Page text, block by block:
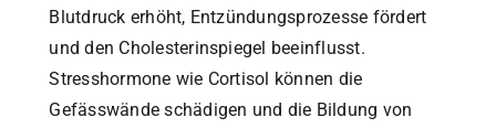
Blutdruck erhöht, Entzündungsprozesse fördert
und den Cholesterinspiegel beeinflusst.
Stresshormone wie Cortisol können die
Gefässwände schädigen und die Bildung von